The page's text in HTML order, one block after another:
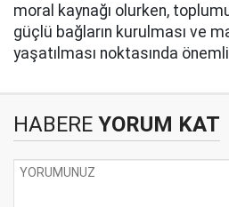
moral kaynağı olurken,
güçlü bağların kurulması ve
yaşatılması noktasında
HABERE YORUM KAT